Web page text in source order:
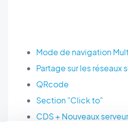
Mode de navigation
Partage sur les réseaux
QRcode
Section "Click to"
CDS + Nouveaux serveur